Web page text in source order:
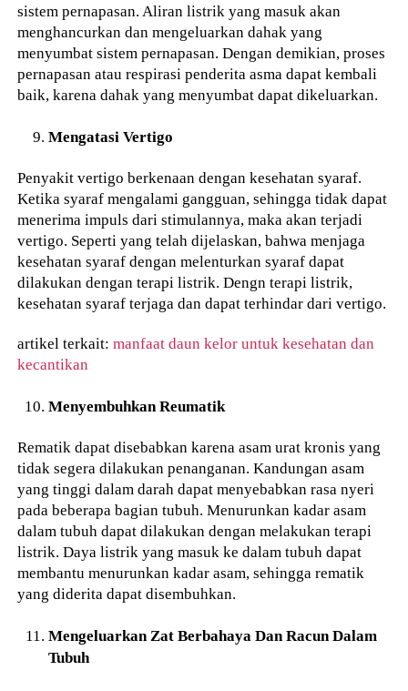
sistem pernapasan. Aliran listrik yang masuk akan
menghancurkan dan mengeluarkan dahak yang
menyumbat sistem pernapasan. Dengan demikian, proses
pernapasan atau respirasi penderita asma dapat kembali
baik, karena dahak yang menyumbat dapat dikeluarkan.
Mengatasi Vertigo
Penyakit vertigo berkenaan dengan kesehatan syaraf.
Ketika syaraf mengalami gangguan, sehingga tidak dapat
menerima impuls dari stimulannya, maka akan terjadi
vertigo. Seperti yang telah dijelaskan, bahwa menjaga
kesehatan syaraf dengan melenturkan syaraf dapat
dilakukan dengan terapi listrik. Dengn terapi listrik,
kesehatan syaraf terjaga dan dapat terhindar dari vertigo.
artikel terkait:manfaat daun kelor untuk kesehatan dan
kecantikan
Menyembuhkan Reumatik
Rematik dapat disebabkan karena asam urat kronis yang
tidak segera dilakukan penanganan. Kandungan asam
yang tinggi dalam darah dapat menyebabkan rasa nyeri
pada beberapa bagian tubuh. Menurunkan kadar asam
dalam tubuh dapat dilakukan dengan melakukan terapi
listrik. Daya listrik yang masuk ke dalam tubuh dapat
membantu menurunkan kadar asam, sehingga rematik
yang diderita dapat disembuhkan.
Mengeluarkan Zat Berbahaya Dan Racun Dalam
Tubuh